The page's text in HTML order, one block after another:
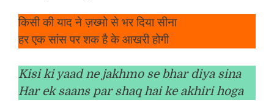
किसी की याद ने ज़ख्मो से भर दिया सीना
हर एक सांस पर शक है के आखरी होगी
Kisi ki yaad ne jakhmo se bhar diya sina
Har ek saans par shaq hai ke akhiri hoga